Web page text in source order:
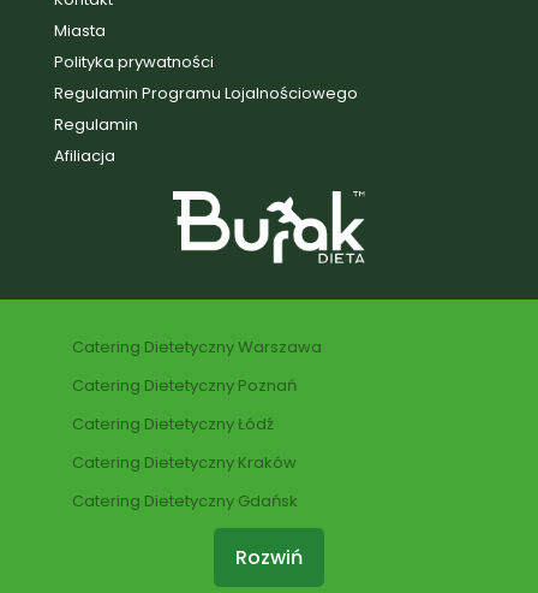
Miasta
Polityka prywatności
Regulamin Programu Lojalnościowego
Regulamin
Afiliacja
Catering Dietetyczny Warszawa
Catering Dietetyczny Poznań
Catering Dietetyczny Łódź
Catering Dietetyczny Kraków
Catering Dietetyczny Gdańsk
Rozwiń